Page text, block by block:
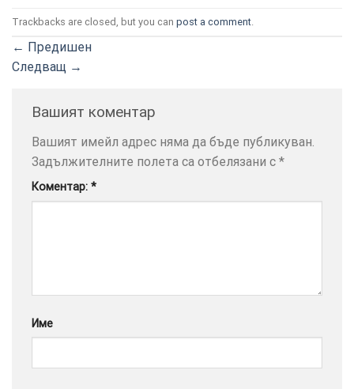
Trackbacks are closed, but you can post a comment
← Предишен
Следващ →
Вашият коментар
Вашият имейл адрес няма да бъде публикуван.
Задължителните полета са отбелязани с *
Коментар: *
Име
ПОВЕЧЕ
ИНФОРМАЦИЯ
МОЖЕТЕ
НАМЕРИТЕ
УСЛУГИ